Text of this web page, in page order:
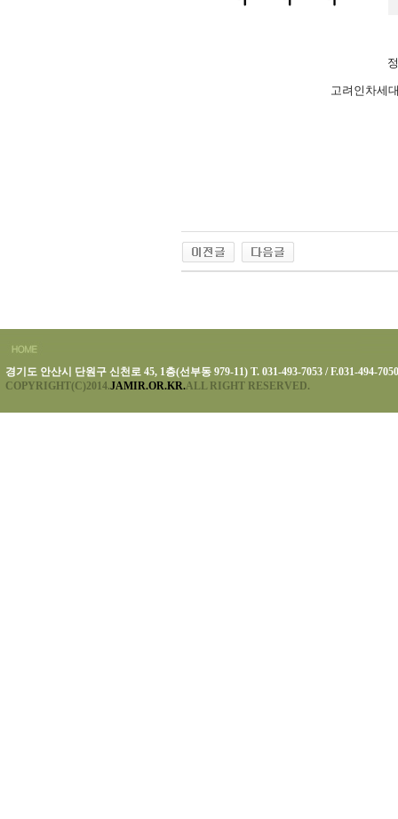
고려인차세
경기도 안산시 단원구 신천로 45, 1층(선부동 979-11) T. 031-493-7053 / F.031-494-7050
COPYRIGHT(C)2014.JAMIR.OR.KR.ALL RIGHT RESERVED.